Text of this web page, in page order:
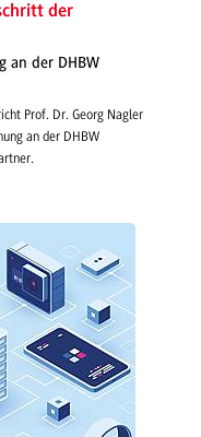
der
an der DHBW
Prof. Dr. Georg Nagler
an der DHBW